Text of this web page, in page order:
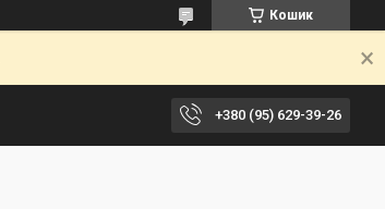
Кошик
+380 (95) 629-39-26